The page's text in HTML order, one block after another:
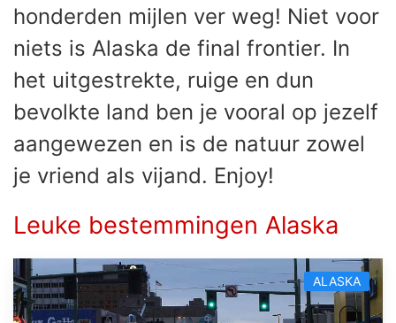
honderden mijlen ver weg! Niet voor
niets is Alaska de final frontier. In
het uitgestrekte, ruige en dun
bevolkte land ben je vooral op jezelf
aangewezen en is de natuur zowel
je vriend als vijand. Enjoy!
Leuke bestemmingen Alaska
ALASKA